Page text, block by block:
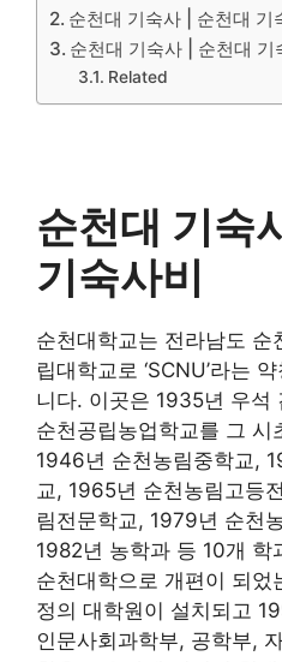
순천대 기숙사 | 순천대 기
순천대 기숙사 | 순천대 기
Related
순천대 기숙
기숙사비
순천대학교는 전라남도 순
립대학교로 ‘SCNU’라는
니다. 이곳은 1935년 우석
순천공립농업학교를 그 시
1946년 순천농림중학교,
교, 1965년 순천농림고등
림전문학교, 1979년 순천
1982년 농학과 등 10개 학
순천대학으로 개편이 되
정의 대학원이 설치되고
인문사회과학부, 공학부,